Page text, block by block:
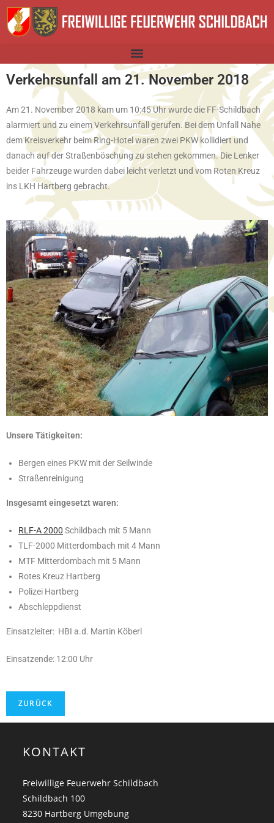
Verkehrsunfall am 21. November 2018
Am 21. November 2018 kam um 10:45 Uhr wurde die FF-Schildbach
alarmiert und zu einem Verkehrsunfall gerufen. Bei dem Unfall Nahe
dem Kreisverkehr beim Ring-Hotel waren zwei PKW kollidiert und
danach auf der Straßenböschung zu stehen gekommen. Die Lenker
beider Fahrzeuge wurden dabei leicht verletzt und vom Roten Kreuz
ins LKH Hartberg gebracht.
Unsere Tätigkeiten:
Bergen eines PKW mit der Seilwinde
Straßenreinigung
Insgesamt eingesetzt waren:
RLF-A 2000 Schildbach mit 5 Mann
TLF-2000 Mitterdombach mit 4 Mann
MTF Mitterdombach mit 5 Mann
Rotes Kreuz Hartberg
Polizei Hartberg
Abschleppdienst
Einsatzleiter: HBI a.d. Martin Köberl
Einsatzende: 12:00 Uhr
KONTAKT
Freiwillige Feuerwehr Schildbach
Schildbach 100
8230 Hartberg Umgebung